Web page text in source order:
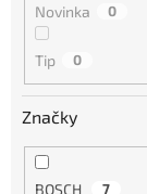
Novinka 0
Tip 0
Značky
BOSCH 7